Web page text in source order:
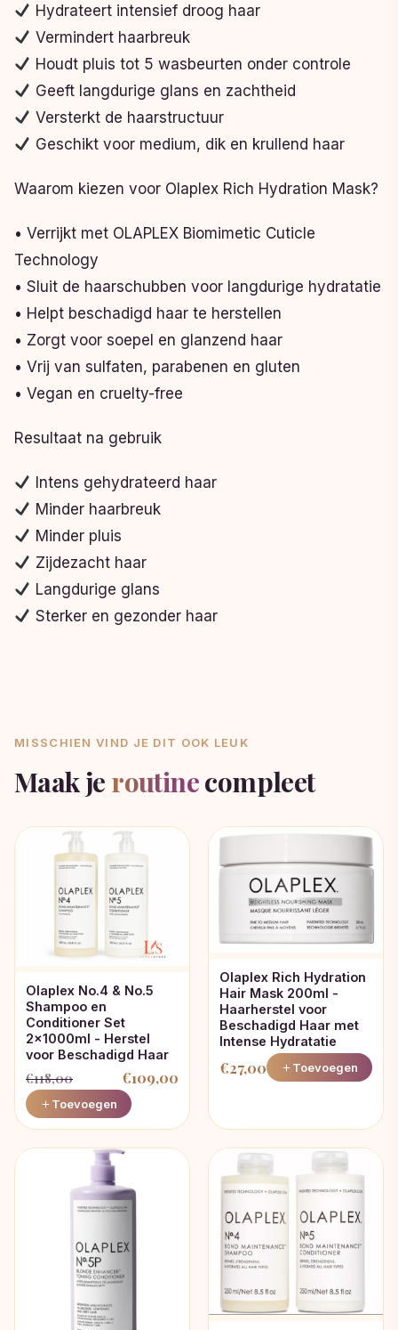
Hydrateert intensief droog haar
Vermindert haarbreuk
Houdt pluis tot 5 wasbeurten onder controle
Geeft langdurige glans en zachtheid
Versterkt de haarstructuur
Geschikt voor medium, dik en krullend haar
Waarom kiezen voor Olaplex Rich Hydration Mask?
• Verrijkt met OLAPLEX Biomimetic Cuticle
Technology
• Sluit de haarschubben voor langdurige hydratatie
• Helpt beschadigd haar te herstellen
• Zorgt voor soepel en glanzend haar
• Vrij van sulfaten, parabenen en gluten
• Vegan en cruelty-free
Resultaat na gebruik
Intens gehydrateerd haar
Minder haarbreuk
Minder pluis
Zijdezacht haar
Langdurige glans
Sterker en gezonder haar
MISSCHIEN VIND JE DIT OOK LEUK
Maak je routinecompleet
Olaplex No.4 & No.5
Shampoo en
Conditioner Set
2x1000ml - Herstel
voor Beschadigd Haar
€118,00
Oorspronkelijke
prijs
was:
€109,00
Huidige
prijs
is:
Toevoegen
Olaplex Rich Hydration
Hair Mask 200ml -
Haarherstel voor
Beschadigd Haar met
Intense Hydratatie
€27,00 Toevoegen